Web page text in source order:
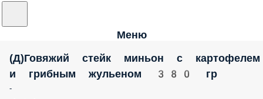
Меню
(Д)Говяжий стейк миньон с картофелем
и грибным жульеном 380 гр
-